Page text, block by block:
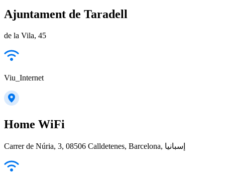
Ajuntament de Taradell
de la Vila, 45
Viu_Internet
Home WiFi
Carrer de Núria, 3, 08506 Calldetenes, Barcelona, إسبانيا